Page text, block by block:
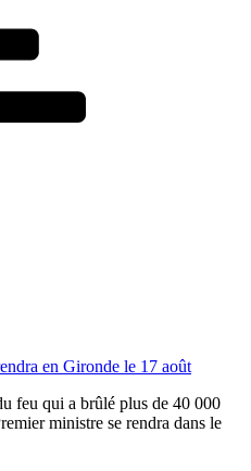
en Gironde le 17 août
feu qui a brûlé plus de 40 000
ministre se rendra dans le